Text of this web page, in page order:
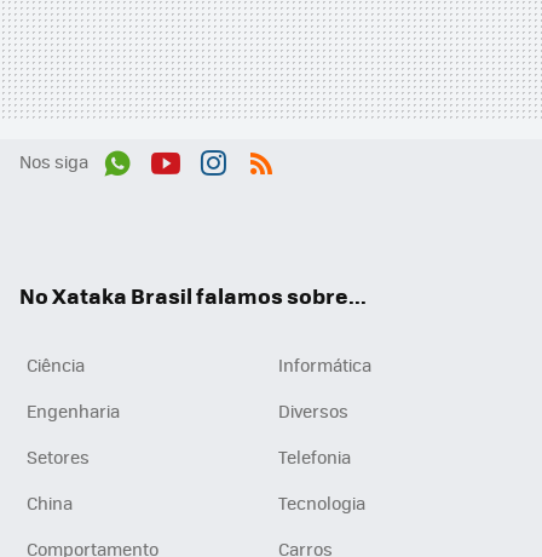
Nos siga
No Xataka Brasil falamos sobre...
Ciência
Informática
Engenharia
Diversos
Setores
Telefonia
China
Tecnologia
Comportamento
Carros